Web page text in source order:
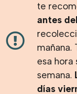
te
antes
mañana.
esa hora
semana.
días